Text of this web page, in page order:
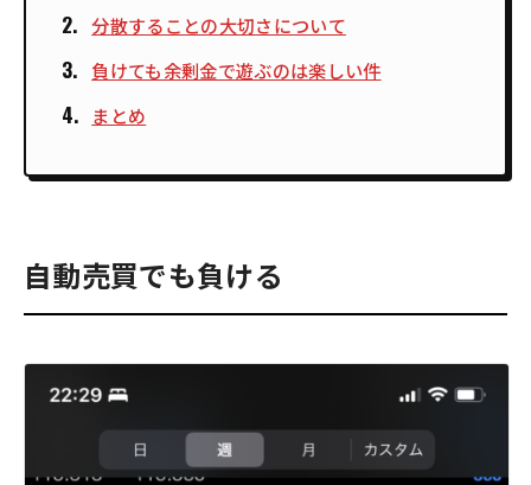
分散することの大切さについて
負けても余剰金で遊ぶのは楽しい件
まとめ
自動売買でも負ける